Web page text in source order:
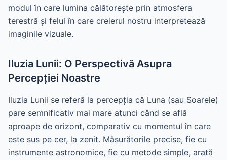
modul în care lumina călătorește prin atmosfera
terestră și felul în care creierul nostru interpretează
imaginile vizuale.
Iluzia Lunii: O Perspectivă Asupra
Percepției Noastre
Iluzia Lunii se referă la percepția că Luna (sau Soarele)
pare semnificativ mai mare atunci când se află
aproape de orizont, comparativ cu momentul în care
este sus pe cer, la zenit. Măsurătorile precise, fie cu
instrumente astronomice, fie cu metode simple, arată